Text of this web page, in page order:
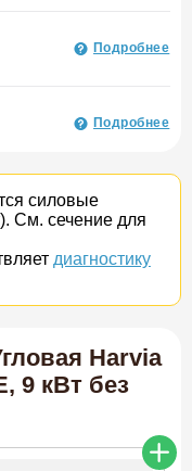
Подробнее
Подробнее
силовые
См. сечение для
диагностику
Harvia
9 кВт без